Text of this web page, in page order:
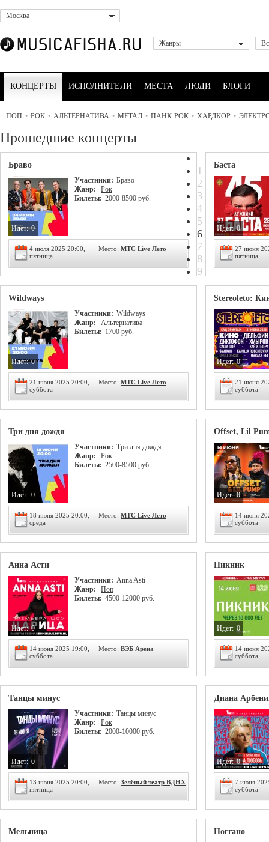
Москва
Жанры
КОНЦЕРТЫ ИСПОЛНИТЕЛИ МЕСТА ЛЮДИ БЛОГИ
ПОП • РОК • АЛЬТЕРНАТИВА • МЕТАЛ • ПАНК-РОК • ХАРДКОР •
Прошедшие концерты
Браво
Участники: Браво
Жанр:
Рок
Билеты: 2000-8500 руб.
Идет: 0
4 июля 2025 20:00,
пятница
Место: МТС Live Лето
Баста
Идет: 0
27 июня
пятница
Wildways
Участники: Wildways
Жанр:
Альтернатива
Билеты: 1700 руб.
Идет: 0
21 июня 2025 20:00,
суббота
Место: МТС Live Лето
Stereoleto:
Идет: 0
21 июня
суббота
Три дня дождя
Участники: Три дня дождя
Жанр:
Рок
Билеты: 2500-8500 руб.
Идет: 0
18 июня 2025 20:00,
среда
Место: МТС Live Лето
Offset, Lil
Идет: 0
14 июня
суббота
Анна Асти
Участники: Anna Asti
Жанр:
Поп
Билеты: 4500-12000 руб.
Идет: 0
14 июня 2025 19:00,
суббота
Место: ВЭБ Арена
Пикник
Идет: 0
14 июня
суббота
Танцы минус
Участники: Танцы минус
Жанр:
Рок
Билеты: 2000-10000 руб.
Идет: 0
13 июня 2025 20:00,
пятница
Место: Зелёный театр ВДНХ
Диана
Идет: 0
7 июня
суббота
Мельница Ноггано
1
2
3
4
5
6
7
8
9